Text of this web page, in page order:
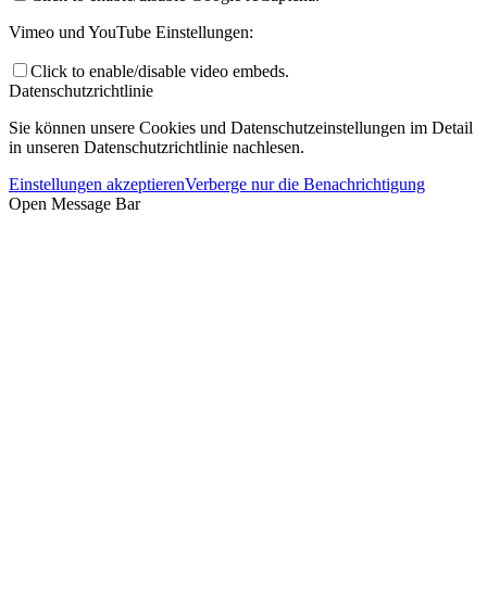
Vimeo und YouTube Einstellungen:
Click to enable/disable video embeds.
Datenschutzrichtlinie
Sie können unsere Cookies und Datenschutzeinstellungen im Detail
in unseren Datenschutzrichtlinie nachlesen.
Einstellungen akzeptierenVerberge nur die Benachrichtigung
Open Message Bar